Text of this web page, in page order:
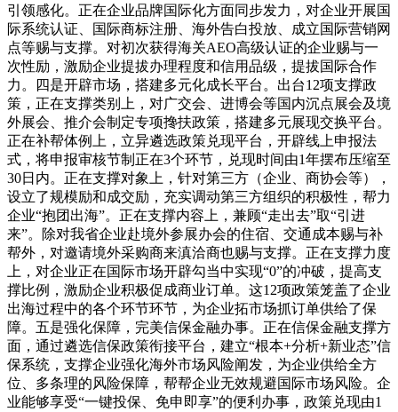
引领感化。正在企业品牌国际化方面同步发力，对企业开展国
际系统认证、国际商标注册、海外告白投放、成立国际营销网
点等赐与支撑。对初次获得海关AEO高级认证的企业赐与一
次性励，激励企业提拔办理程度和信用品级，提拔国际合作
力。四是开辟市场，搭建多元化成长平台。出台12项支撑政
策，正在支撑类别上，对广交会、进博会等国内沉点展会及境
外展会、推介会制定专项搀扶政策，搭建多元展现交换平台。
正在补帮体例上，立异遴选政策兑现平台，开辟线上申报法
式，将申报审核节制正在3个环节，兑现时间由1年摆布压缩至
30日内。正在支撑对象上，针对第三方（企业、商协会等），
设立了规模励和成交励，充实调动第三方组织的积极性，帮力
企业“抱团出海”。正在支撑内容上，兼顾“走出去”取“引进
来”。除对我省企业赴境外参展办会的住宿、交通成本赐与补
帮外，对邀请境外采购商来滇洽商也赐与支撑。正在支撑力度
上，对企业正在国际市场开辟勾当中实现“0”的冲破，提高支
撑比例，激励企业积极促成商业订单。这12项政策笼盖了企业
出海过程中的各个环节环节，为企业拓市场抓订单供给了保
障。五是强化保障，完美信保金融办事。正在信保金融支撑方
面，通过遴选信保政策衔接平台，建立“根本+分析+新业态”信
保系统，支撑企业强化海外市场风险阐发，为企业供给全方
位、多条理的风险保障，帮帮企业无效规避国际市场风险。企
业能够享受“一键投保、免申即享”的便利办事，政策兑现由1